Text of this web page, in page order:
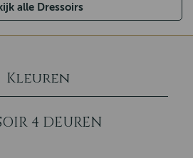
alle Dressoirs
Kleuren
4 DEUREN